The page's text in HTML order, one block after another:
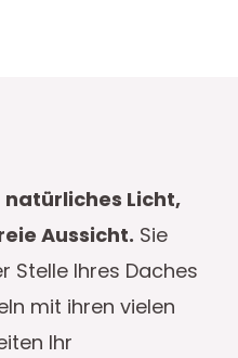
natürliches Licht,
Aussicht. Sie
Stelle Ihres Daches
mit ihren vielen
Ihr